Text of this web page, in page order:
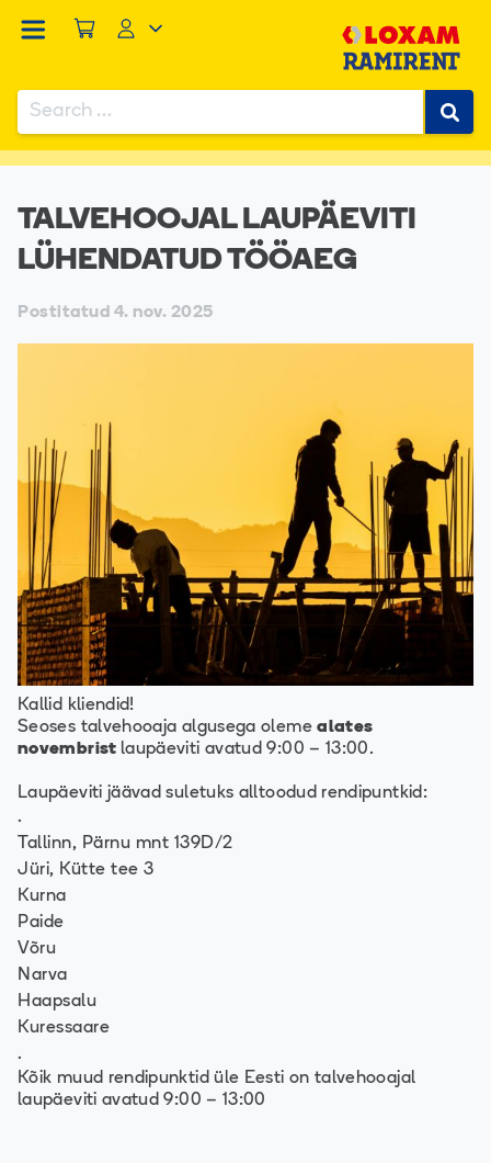
Search
for:
When autocomplete results are available use up and
TALVEHOOJAL LAUPÄEVITI
LÜHENDATUD TÖÖAEG
Postitatud 4. nov. 2025
Kallid kliendid!
Seoses talvehooaja algusega olemealates
novembrist laupäeviti avatud 9:00 – 13:00.
Laupäeviti jäävad suletuks alltoodud rendipuntkid:
.
Tallinn, Pärnu mnt 139D/2
Jüri, Kütte tee 3
Kurna
Paide
Võru
Narva
Haapsalu
Kuressaare
.
Kõik muud rendipunktid üle Eesti on talvehooajal
laupäeviti avatud 9:00 – 13:00